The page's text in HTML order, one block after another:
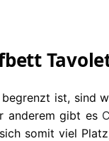
ist, sind
anderem gibt es
somit viel